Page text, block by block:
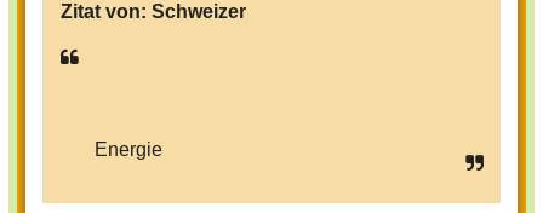
Zitat von: Schweizer
Energie